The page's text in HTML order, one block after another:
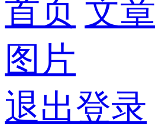
首页 文章
图片
退出登录